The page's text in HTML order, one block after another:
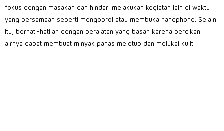
fokus dengan masakan dan hindari melakukan kegiatan lain di waktu
yang bersamaan seperti mengobrol atau membuka handphone. Selain
itu, berhati-hatilah dengan peralatan yang basah karena percikan
airnya dapat membuat minyak panas meletup dan melukai kulit.